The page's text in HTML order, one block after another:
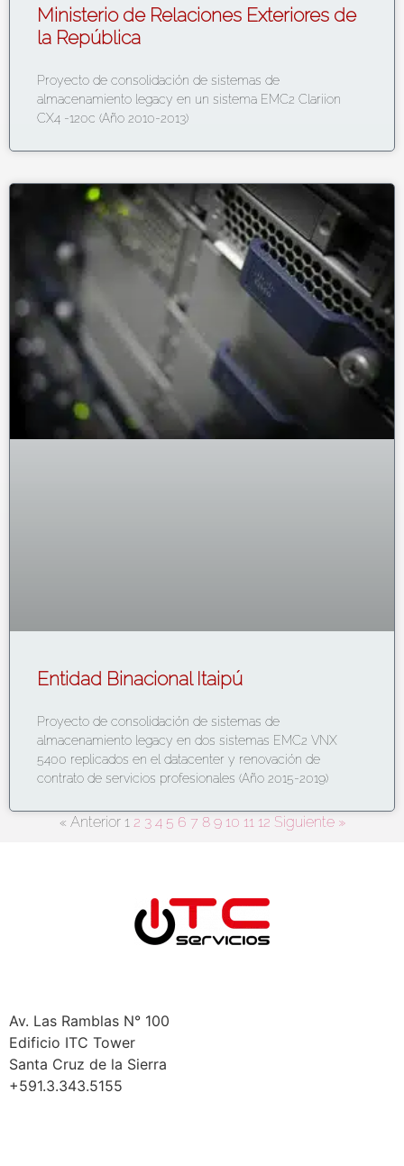
Ministerio de Relaciones Exteriores de
la República
Proyecto de consolidación de sistemas de
almacenamiento legacy en un sistema EMC2 Clariion
CX4 -120c (Año 2010-2013)
Entidad Binacional Itaipú
Proyecto de consolidación de sistemas de
almacenamiento legacy en dos sistemas EMC2 VNX
5400 replicados en el datacenter y renovación de
contrato de servicios profesionales (Año 2015-2019)
« Anterior 1 2 3 4 5 6 7 8 9 10 11 12 Siguiente »
Av. Las Ramblas N° 100
Edificio ITC Tower
Santa Cruz de la Sierra
+591.3.343.5155